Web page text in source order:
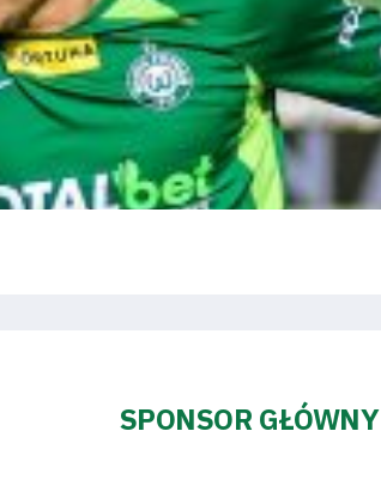
SPONSOR GŁÓWNY